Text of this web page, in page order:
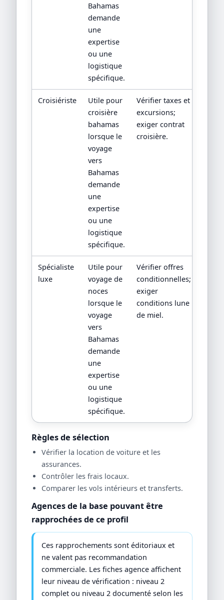
Bahamas
demande
une
expertise
ou une
logistique
spécifique.
Croisiériste
Utile pour
croisière
bahamas
lorsque le
voyage
vers
Bahamas
demande
une
expertise
ou une
logistique
spécifique.
Vérifier taxes et
excursions;
exiger contrat
croisière.
Spécialiste
luxe
Utile pour
voyage de
noces
lorsque le
voyage
vers
Bahamas
demande
une
expertise
ou une
logistique
spécifique.
Vérifier offres
conditionnelles;
exiger
conditions lune
de miel.
Règles de sélection
Vérifier la location de voiture et les
assurances.
Contrôler les frais locaux.
Comparer les vols intérieurs et transferts.
Agences de la base pouvant être
rapprochées de ce profil
Ces rapprochements sont éditoriaux et
ne valent pas recommandation
commerciale. Les fiches agence affichent
leur niveau de vérification : niveau 2
complet ou niveau 2 documenté selon les